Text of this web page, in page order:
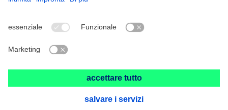
Protezione dei dati
CGV